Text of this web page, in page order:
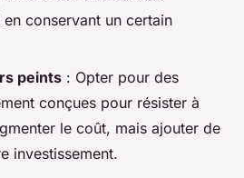
conservant un certain
peints : Opter pour des
conçues pour résister à
le coût, mais ajouter de
investissement.